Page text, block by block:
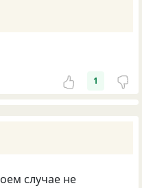
1
случае не